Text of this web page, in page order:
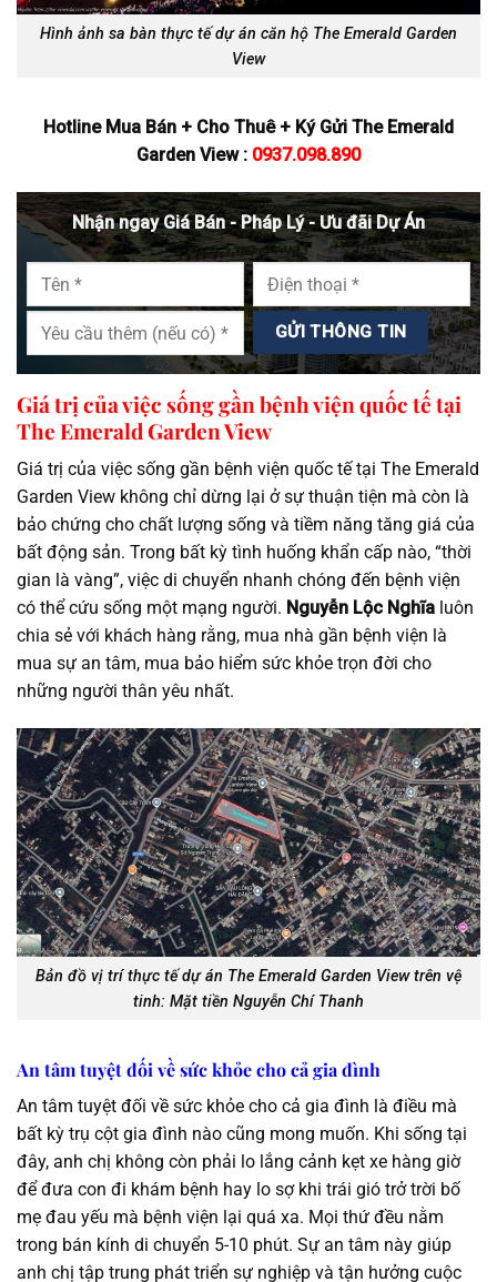
Hình ảnh sa bàn thực tế dự án căn hộ The Emerald Garden
View
Hotline Mua Bán + Cho Thuê + Ký Gửi The Emerald
Garden View : 0937.098.890
Nhận ngay Giá Bán - Pháp Lý - Ưu đãi Dự Án
Giá trị của việc sống gần bệnh viện quốc tế tại
The Emerald Garden View
Giá trị của việc sống gần bệnh viện quốc tế tại The Emerald
Garden View không chỉ dừng lại ở sự thuận tiện mà còn là
bảo chứng cho chất lượng sống và tiềm năng tăng giá của
bất động sản. Trong bất kỳ tình huống khẩn cấp nào, “thời
gian là vàng”, việc di chuyển nhanh chóng đến bệnh viện
có thể cứu sống một mạng người. Nguyễn Lộc Nghĩa luôn
chia sẻ với khách hàng rằng, mua nhà gần bệnh viện là
mua sự an tâm, mua bảo hiểm sức khỏe trọn đời cho
những người thân yêu nhất.
Bản đồ vị trí thực tế dự án The Emerald Garden View trên vệ
tinh: Mặt tiền Nguyễn Chí Thanh
An tâm tuyệt đối về sức khỏe cho cả gia đình
An tâm tuyệt đối về sức khỏe cho cả gia đình là điều mà
bất kỳ trụ cột gia đình nào cũng mong muốn. Khi sống tại
đây, anh chị không còn phải lo lắng cảnh kẹt xe hàng giờ
để đưa con đi khám bệnh hay lo sợ khi trái gió trở trời bố
mẹ đau yếu mà bệnh viện lại quá xa. Mọi thứ đều nằm
trong bán kính di chuyển 5-10 phút. Sự an tâm này giúp
anh chị tập trung phát triển sự nghiệp và tận hưởng cuộc